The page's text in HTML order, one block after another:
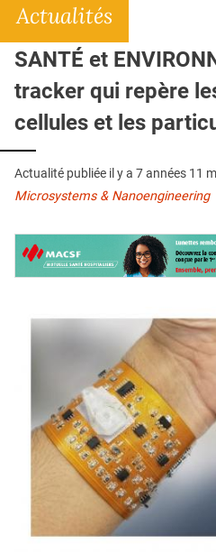
CRÉDITS
Actualités
SANTÉ et
tracker qui repère
cellules et les
Actualité publiée il y a 7 années 11
Microsystems & Nanoengineering